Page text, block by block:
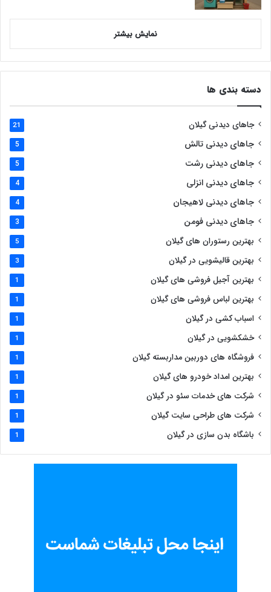
نمایش بیشتر
دسته بندی ها
جاهای دیدنی گیلان 21
جاهای دیدنی تالش 5
جاهای دیدنی رشت 5
جاهای دیدنی انزلی 4
جاهای دیدنی لاهیجان 4
جاهای دیدنی فومن 3
بهترین رستوران های گیلان 5
بهترین قالیشویی در گیلان 3
بهترین آجیل فروشی های گیلان 1
بهترین لباس فروشی های گیلان 1
اسباب کشی در گیلان 1
خشکشویی در گیلان 1
فروشگاه های دوربین مداربسته گیلان 1
بهترین امداد خودرو های گیلان 1
شرکت های خدمات سئو در گیلان 1
شرکت های طراحی سایت گیلان 1
باشگاه بدن سازی در گیلان 1